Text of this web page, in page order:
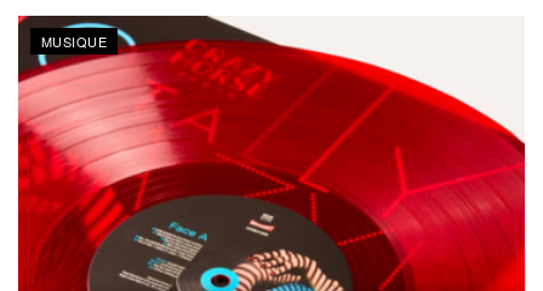
MUSIQUE